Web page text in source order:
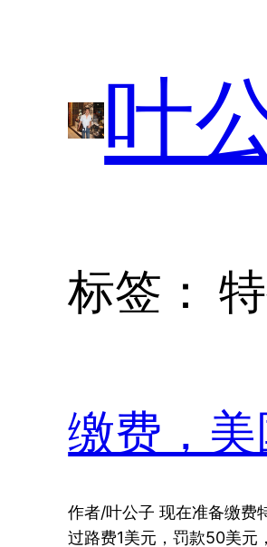
叶
标签：
缴费，
作者/叶公子 现在准备缴费
过路费1美元，罚款50美元